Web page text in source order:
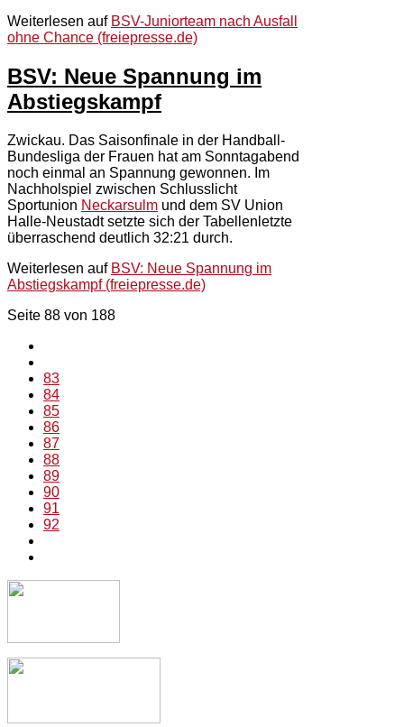
Weiterlesen auf BSV-Juniorteam nach Ausfall
ohne Chance (freiepresse.de)
BSV: Neue Spannung im
Abstiegskampf
Zwickau. Das Saisonfinale in der Handball-
Bundesliga der Frauen hat am Sonntagabend
noch einmal an Spannung gewonnen. Im
Nachholspiel zwischen Schlusslicht
Sportunion Neckarsulm und dem SV Union
Halle-Neustadt setzte sich der Tabellenletzte
überraschend deutlich 32:21 durch.
Weiterlesen auf BSV: Neue Spannung im
Abstiegskampf (freiepresse.de)
Seite 88 von 188
83
84
85
86
87
88
89
90
91
92